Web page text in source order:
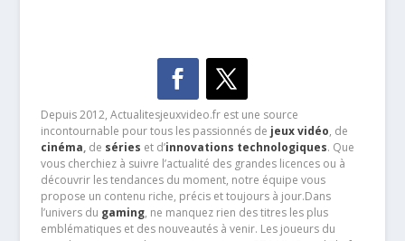
Depuis 2012, Actualitesjeuxvideo.fr est une source
incontournable pour tous les passionnés de jeux vidéo, de
cinéma,de séries et d’innovations technologiques. Que
vous cherchiez à suivre l’actualité des grandes licences ou à
découvrir les tendances du moment, notre équipe vous
propose un contenu riche, précis et toujours à jour.Dans
l’univers du gaming, ne manquez rien des titres les plus
emblématiques et des nouveautés à venir. Les joueurs du